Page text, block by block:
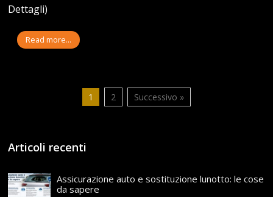
Dettagli)
Read more...
1 2 Successivo »
Articoli recenti
Assicurazione auto e sostituzione lunotto: le cose
da sapere